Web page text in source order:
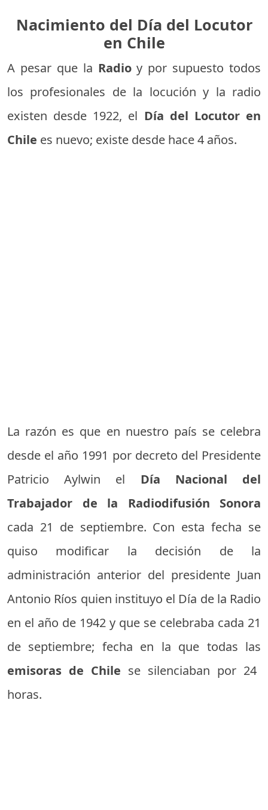
Nacimiento del Día del Locutor
en Chile
A pesar que la Radioy por supuesto todos
los profesionales de la locución y la radio
existen desde 1922, el Día del Locutor en
Chile es nuevo; existe desde hace 4 años.
La razón es que en nuestro país se celebra
desde el año 1991 por decreto del Presidente
Patricio Aylwin el Día Nacional del
Trabajador de la Radiodifusión Sonora
cada 21 de septiembre. Con esta fecha se
quiso modificar la decisión de la
administración anterior del presidente Juan
Antonio Ríos quien instituyo el Día de la Radio
en el año de 1942 y que se celebraba cada 21
de septiembre; fecha en la que todas las
emisoras de Chile se silenciaban por 24
horas.